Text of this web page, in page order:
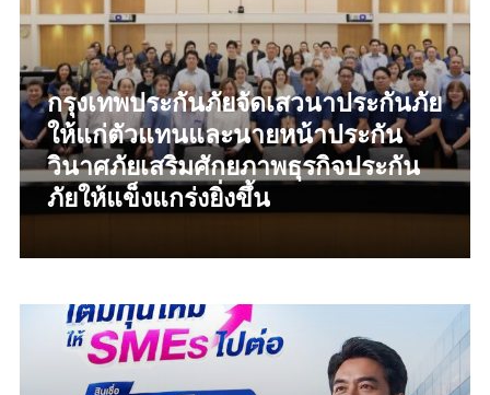
กรุงเทพประกันภัยจัดเสวนาประกันภัย
ให้แก่ตัวแทนและนายหน้าประกัน
วินาศภัยเสริมศักยภาพธุรกิจประกัน
ภัยให้แข็งแกร่งยิ่งขึ้น
read more